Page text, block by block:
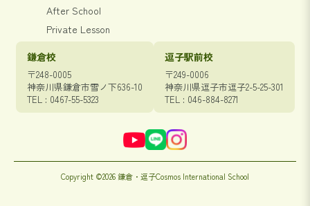
鎌倉校
〒248-0005
神奈川県鎌倉市雪ノ下636-10
TEL : 0467-55-5323
逗子駅前校
〒249-0006
神奈川県逗子市逗子2-5-25-301
TEL : 046-884-8271
After School
Private Lesson
Copyright ©2026 鎌倉・逗子Cosmos International School